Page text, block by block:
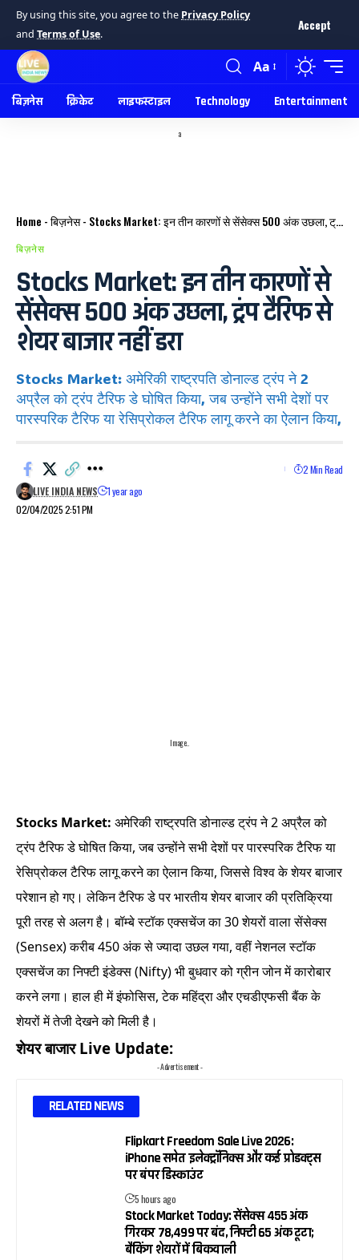
By using this site, you agree to the Privacy Policy
and Terms of Use.
Accept
Aa
बिज़नेस क्रिकेट लाइफस्टाइल Technology Entertainment
a
Home -बिज़नेस- Stocks Market: इन तीन कारणों से सेंसेक्स 500 अंक उछला, ट्रंप टैरिफ से शेयर बाजार नहीं डरा
बिज़नेस
Stocks Market: इन तीन कारणों से
सेंसेक्स 500 अंक उछला, ट्रंप टैरिफ से
शेयर बाजार नहीं डरा
Stocks Market: अमेरिकी राष्ट्रपति डोनाल्ड ट्रंप ने 2
अप्रैल को ट्रंप टैरिफ डे घोषित किया, जब उन्होंने सभी देशों पर
पारस्परिक टैरिफ या रेसिप्रोकल टैरिफ लागू करने का ऐलान किया,
02/04/2025 2:51 PM
LIVE INDIA NEWS 1 year ago
2 Min Read
Image..
Stocks Market: अमेरिकी राष्ट्रपति डोनाल्ड ट्रंप ने 2 अप्रैल को
ट्रंप टैरिफ डे घोषित किया, जब उन्होंने सभी देशों पर पारस्परिक टैरिफ या
रेसिप्रोकल टैरिफ लागू करने का ऐलान किया, जिससे विश्व के शेयर बाजार
परेशान हो गए। लेकिन टैरिफ डे पर भारतीय शेयर बाजार की प्रतिक्रिया
पूरी तरह से अलग है। बॉम्बे स्टॉक एक्सचेंज का 30 शेयरों वाला सेंसेक्स
(Sensex) करीब 450 अंक से ज्यादा उछल गया, वहीं नेशनल स्टॉक
एक्सचेंज का निफ्टी इंडेक्स (Nifty) भी बुधवार को ग्रीन जोन में कारोबार
करने लगा। हाल ही में इंफोसिस, टेक महिंद्रा और एचडीएफसी बैंक के
शेयरों में तेजी देखने को मिली है।
शेयर बाजार Live Update:
- Advertisement -
RELATED NEWS
Flipkart Freedom Sale Live 2026:
iPhone समेत इलेक्ट्रॉनिक्स और कई प्रोडक्ट्स
पर बंपर डिस्काउंट
5 hours ago
Stock Market Today: सेंसेक्स 455 अंक
गिरकर 78,499 पर बंद, निफ्टी 65 अंक टूटा;
बैंकिंग शेयरों में बिकवाली